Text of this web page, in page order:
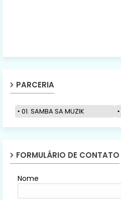
PARCERIA
01. SAMBA SA MUZIK
FORMULÁRIO DE CONTATO
Nome